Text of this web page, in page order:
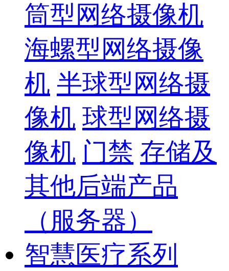
筒型网络摄像机
海螺型网络摄像
机 半球型网络摄
像机 球型网络摄
像机 门禁 存储及
其他后端产品
（服务器）
智慧医疗系列